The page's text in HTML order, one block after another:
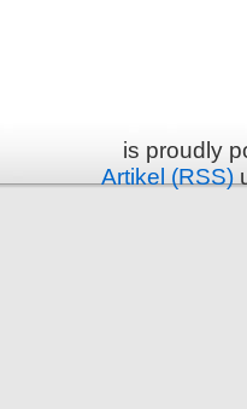
is proudly
Artikel (RSS)